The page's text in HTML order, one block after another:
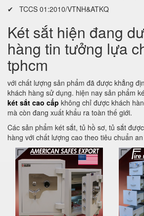
✔ TCCS 01:2010/VTNH&ATKQ
Két sắt hiện đang
hàng tin tưởng lựa
tphcm
với chất lượng sản phẩm đã được khẳng
khách hàng sử dụng. hiện nay sản phẩm
két sắt cao cấp không chỉ được khách
mà còn đang xuất khẩu ra toàn thế giới.
Các sản phẩm két sắt, tủ hồ sơ, tủ sắt
hàng với chất lượng cao theo tiêu chuẩn